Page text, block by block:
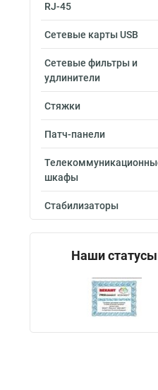
RJ-45
Сетевые карты USB
Сетевые фильтры и
удлинители
Стяжки
Патч-панели
шкафы
Стабилизаторы
Наши статусы